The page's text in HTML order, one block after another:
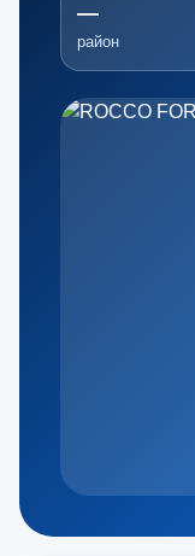
—
район